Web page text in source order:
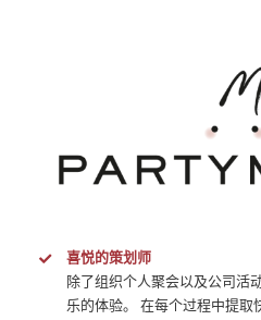
喜悦的策划师
除了组织个人聚会以及公司活
乐的体验。 在每个过程中提取